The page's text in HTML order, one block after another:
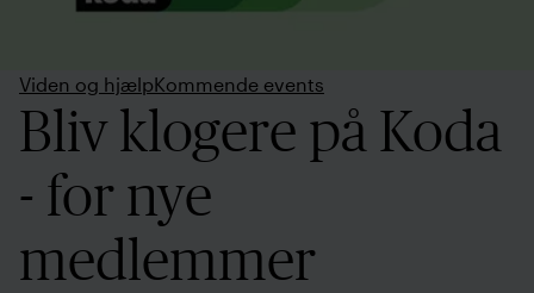
Viden og hjælpKommende events
Bliv klogere på Koda
- for nye
medlemmer